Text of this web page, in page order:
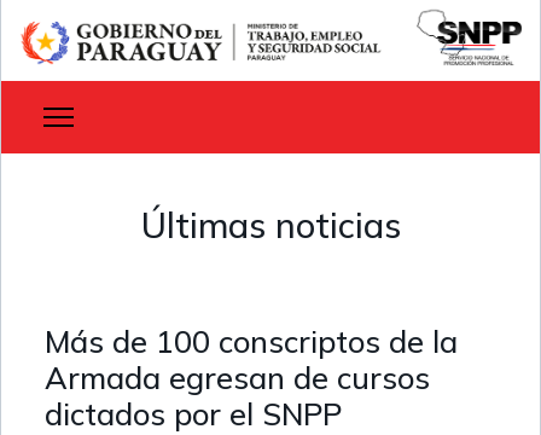
Últimas noticias
Más de 100 conscriptos de la
Armada egresan de cursos
dictados por el SNPP